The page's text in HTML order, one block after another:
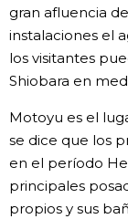
gran afluencia
instalaciones el
los visitantes
Shiobara en
Motoyu es el
se dice que los
en el período
principales
propios y sus